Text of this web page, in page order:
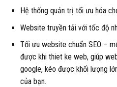
Hệ thống quản trị tối ưu hóa
Website truyền tải với tốc độ
Tối ưu website chuẩn SEO –
được khi thiet ke web, giúp
google, kéo được khối lượng
của bạn.